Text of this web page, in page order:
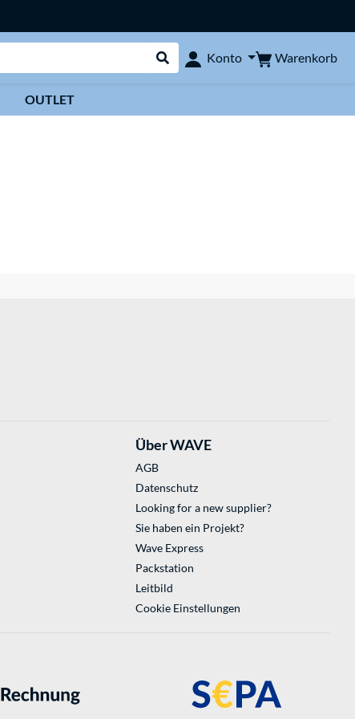
Suche durchführen
Konto Warenkorb
OUTLET
Über WAVE
AGB
Datenschutz
Looking for a new supplier?
Sie haben ein Projekt?
Wave Express
Packstation
Leitbild
Cookie Einstellungen